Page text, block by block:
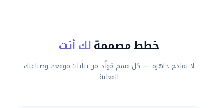
خطط مصممةلك أنت
لا نماذج جاهزة — كل قسم مُولَّد من بيانات موقعك وصناعتك
الفعلية